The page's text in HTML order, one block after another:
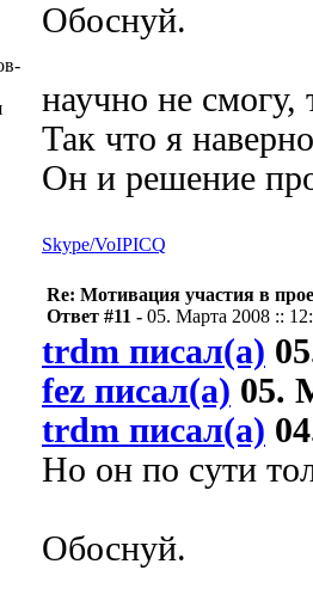
Обоснуй.
научно не смогу,
Так что я
Он и решение
Skype/VoIPICQ
Re: Мотивация участия в
Ответ #11 - 05. Марта 2008 ::
trdm писал(а)
fez писал(а) 05.
trdm писал(а)
Но он по сути
Обоснуй.